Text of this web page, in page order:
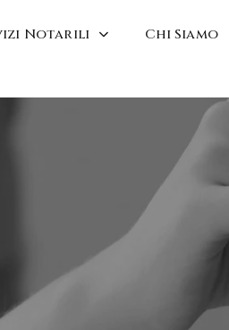
Notarili Chi Siamo